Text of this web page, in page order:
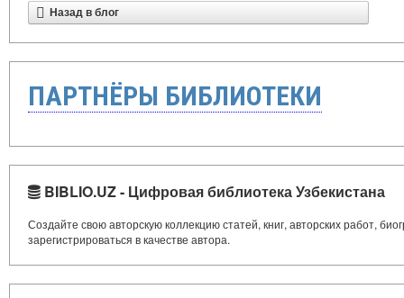
Назад в блог
ПАРТНЁРЫ БИБЛИОТЕКИ
BIBLIO.UZ - Цифровая библиотека Узбекистана
Создайте свою авторскую коллекцию статей, книг, авторских работ,
зарегистрироваться в качестве автора.